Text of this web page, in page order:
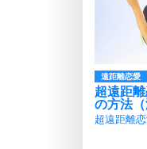
遠距離恋愛
超遠距
の方法（
超遠距離